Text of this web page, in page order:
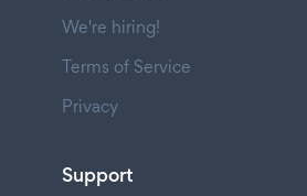
We're hiring!
Terms of Service
Privacy
Support